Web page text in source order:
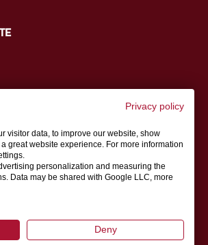
di contatto
Privacy policy
visitor data, to improve our website, show
great website experience. For more information
personalization and measuring the
Data may be shared with Google LLC, more
Deny